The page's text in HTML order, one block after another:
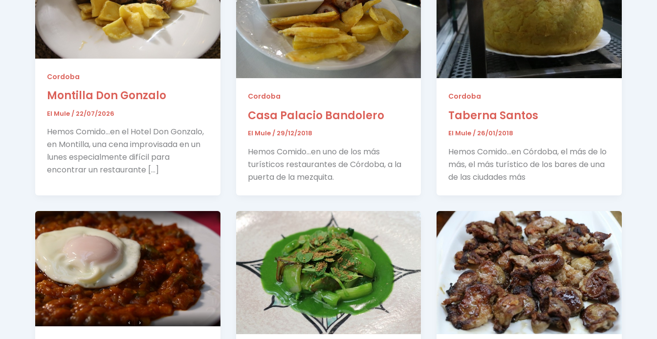
Cordoba
Montilla Don Gonzalo
El Mule / 22/07/2026
Hemos Comido…en el Hotel Don Gonzalo,
en Montilla, una cena improvisada en un
lunes especialmente difícil para
encontrar un restaurante […]
Cordoba
Casa Palacio Bandolero
El Mule/ 29/12/2018
Hemos Comido…en uno de los más
turísticos restaurantes de Córdoba, a la
puerta de la mezquita.
Cordoba
Taberna Santos
El Mule/ 26/01/2018
Hemos Comido…en Córdoba, el más de lo
más, el más turístico de los bares de una
de las ciudades más